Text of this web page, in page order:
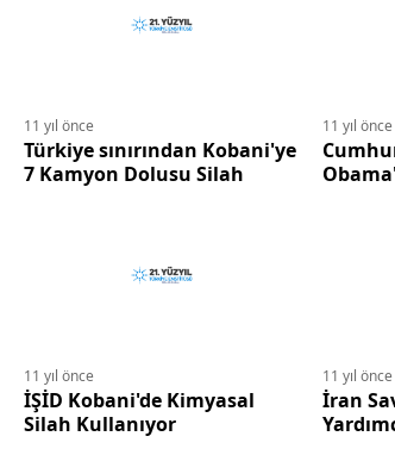
Viyana'ya gidiyor.
11 yıl önce
Türkiye sınırından Kobani'ye
7 Kamyon Dolusu Silah
11 yıl önce
Obama'ya
11 yıl önce
İŞİD Kobani'de Kimyasal
Silah Kullanıyor
11 yıl önce
İran